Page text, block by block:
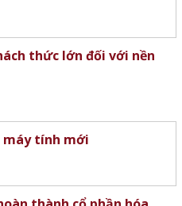
thức lớn đối với nền
máy tính mới